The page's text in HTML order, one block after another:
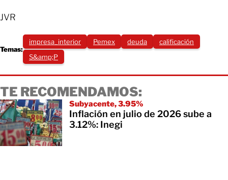
JVR
Temas:
impresa_interior Pemex deuda
calificación
S&amp;P
TE RECOMENDAMOS:
Subyacente, 3.95%
Inflación en julio de 2026 sube a
3.12%: Inegi